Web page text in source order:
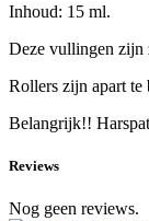
Inhoud: 15 ml.
Deze vullingen zijn
Rollers zijn apart te
Belangrijk!!
Reviews
Nog geen reviews.